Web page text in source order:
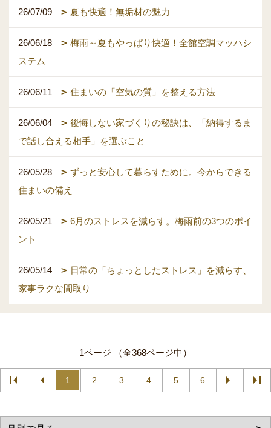
26/07/09 夏も快適！無垢材の魅力
26/06/18
梅雨～夏もやっぱり快適！全館空調マッハシ
ステム
26/06/11 住まいの「空気の質」を整える方法
26/06/04
後悔しない家づくりの秘訣は、「納得するま
で話し合える相手」を選ぶこと
26/05/28
ずっと安心して暮らすために。今からできる
住まいの備え
26/05/21
6月のストレスを減らす。梅雨前の3つのポイ
ント
26/05/14
日常の「ちょっとしたストレス」を減らす、
家事ラクな間取り
1ページ （全368ページ中）
1 2 3 4 5 6